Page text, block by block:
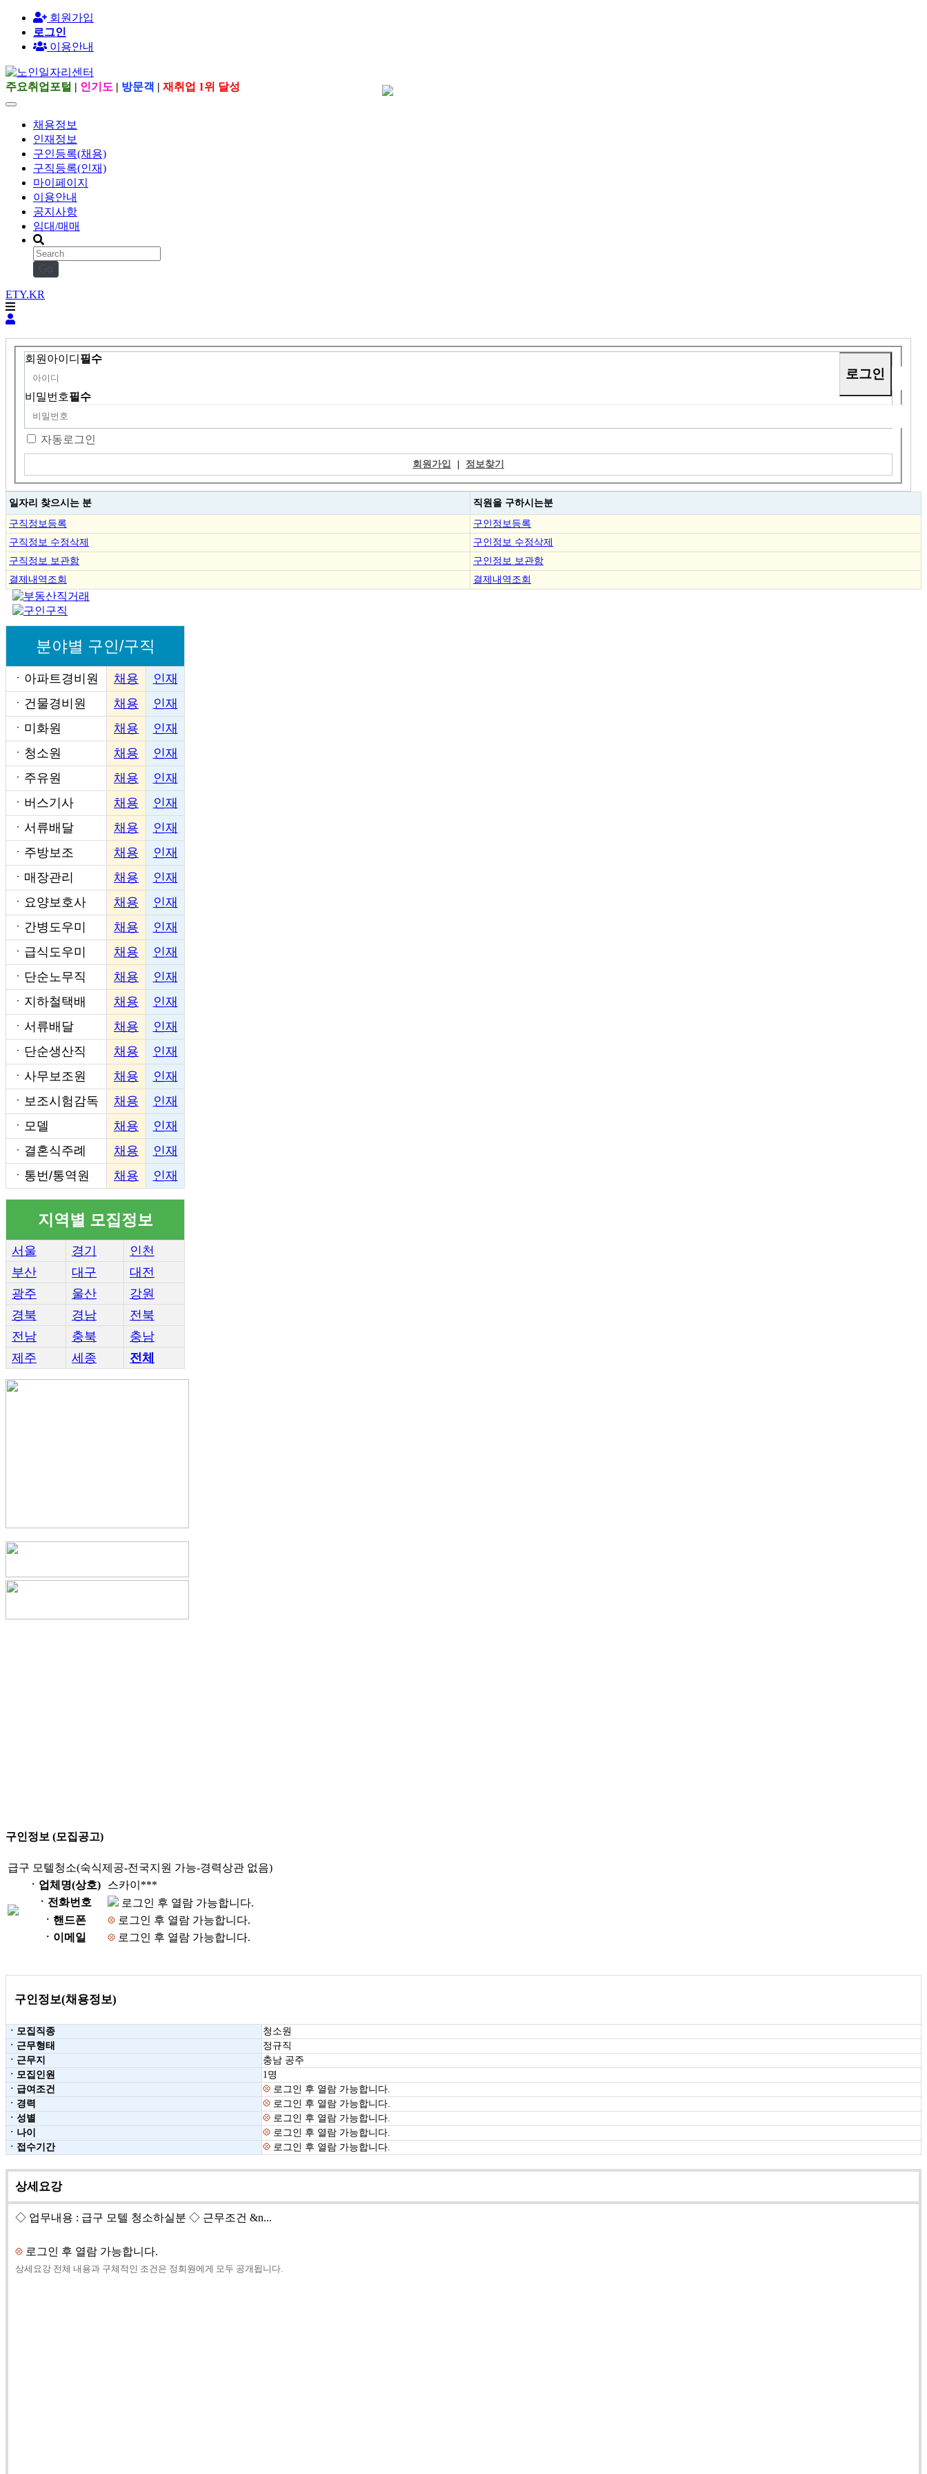
회원가입
로그인
이용안내
주요취업포털 | 인기도 | 방문객 | 재취업 1위 달성
채용정보
인재정보
구인등록(채용)
구직등록(인재)
마이페이지
이용안내
공지사항
임대/매매
ETY.KR
회원아이디 필수
비밀번호필수
자동로그인
회원가입 | 정보찾기
일자리 찾으시는 분 직원을 구하시는분
구직정보등록
구인정보등록
구직정보 수정삭제
구인정보 수정삭제
구직정보 보관함
구인정보 보관함
결제내역조회
결제내역조회
분야별 구인/구직
ㆍ 아파트경비원 채용
인재
ㆍ 건물경비원 채용
인재
ㆍ 미화원 채용
인재
ㆍ 청소원 채용
인재
ㆍ 주유원 채용
인재
ㆍ 버스기사 채용
인재
ㆍ 서류배달 채용
인재
ㆍ 주방보조 채용
인재
ㆍ 매장관리 채용
인재
ㆍ 요양보호사 채용
인재
ㆍ 간병도우미 채용
인재
ㆍ 급식도우미 채용
인재
ㆍ 단순노무직 채용
인재
ㆍ 지하철택배 채용
인재
ㆍ 서류배달 채용
인재
ㆍ 단순생산직 채용
인재
ㆍ 사무보조원 채용
인재
ㆍ 보조시험감독 채용
인재
ㆍ 모델 채용
인재
ㆍ 결혼식주례 채용
인재
ㆍ 통번/통역원 채용 인재
지역별 모집정보
서울 경기
인천
부산
대구
대전
광주
울산
강원
경북
경남
전북
전남
충북
충남
제주
세종 전체
구인정보 (모집공고)
급구 모텔청소(숙식제공-전국지원 가능-경력상관 없음)
ㆍ업체명(상호)
스카이***
ㆍ전화번호
로그인 후 열람 가능합니다.
ㆍ핸드폰
로그인 후 열람 가능합니다.
ㆍ이메일
로그인 후 열람 가능합니다.
구인정보(채용정보)
ㆍ모집직종
청소원
ㆍ근무형태
정규직
ㆍ근무지
충남 공주
ㆍ모집인원
1명
ㆍ급여조건
로그인 후 열람 가능합니다.
ㆍ경력
로그인 후 열람 가능합니다.
ㆍ성별
로그인 후 열람 가능합니다.
ㆍ나이
로그인 후 열람 가능합니다.
ㆍ접수기간
로그인 후 열람 가능합니다.
상세요강
◇ 업무내용 : 급구 모텔 청소하실분 ◇ 근무조건 &n...
로그인 후 열람 가능합니다.
상세요강 전체 내용과 구체적인 조건은 정회원에게 모두 공개됩니다.